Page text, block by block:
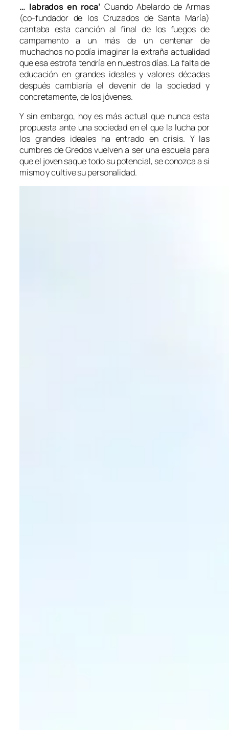
… labrados en roca’ Cuando Abelardo de Armas
(co-fundador de los Cruzados de Santa María)
cantaba esta canción al final de los fuegos de
campamento a un más de un centenar de
muchachos no podía imaginar la extraña actualidad
que esa estrofa tendría en nuestros días. La falta de
educación en grandes ideales y valores décadas
después cambiaría el devenir de la sociedad y
concretamente, de los jóvenes.
Y sin embargo, hoy es más actual que nunca esta
propuesta ante una sociedad en el que la lucha por
los grandes ideales ha entrado en crisis. Y las
cumbres de Gredos vuelven a ser una escuela para
que el joven saque todo su potencial, se conozca a si
mismo y cultive su personalidad.